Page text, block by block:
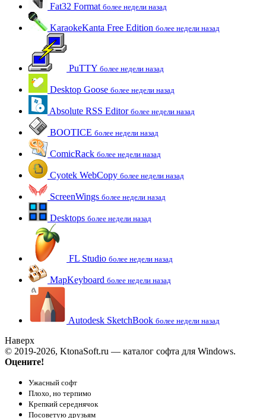
Fat32 Format более недели назад
KaraokeKanta Free Edition более недели назад
PuTTY более недели назад
Desktop Goose более недели назад
Absolute RSS Editor более недели назад
BOOTICE более недели назад
ComicRack более недели назад
Cyotek WebCopy более недели назад
ScreenWings более недели назад
Desktops более недели назад
FL Studio более недели назад
MapKeyboard более недели назад
Autodesk SketchBook более недели назад
Наверх
© 2019-2026, KtonaSoft.ru — каталог софта для Windows.
Оцените!
Ужасный софт
Плохо, но терпимо
Крепкий середнячок
Посоветую друзьям